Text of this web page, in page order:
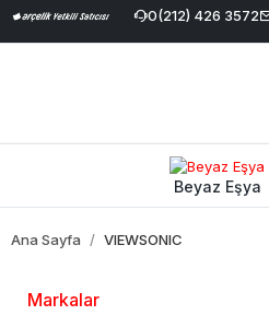
0(212) 426 3572
Havale İndirimi | Geniş Ürün
Beyaz Eşya
Ana Sayfa VIEWSONIC
Markalar